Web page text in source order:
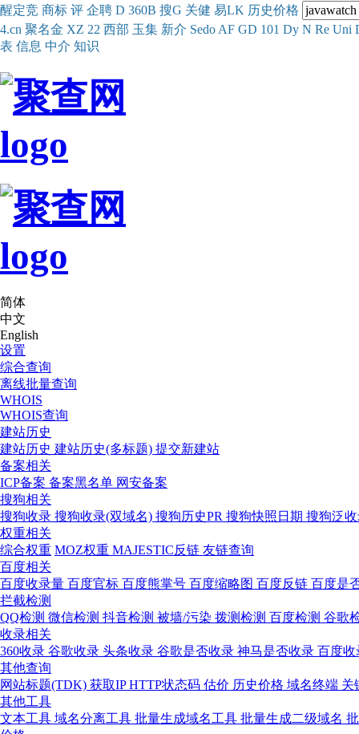
醒定竞 商标 评 企聘 D 360B 搜G 关健 易LK 历史价格
4.cn 聚名金 XZ 22 西部 玉集 新介 Sedo AF GD 101 Dy N Re Uni
表 信息 中介 知识